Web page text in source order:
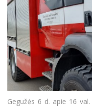
Gegužės 6 d. apie 16